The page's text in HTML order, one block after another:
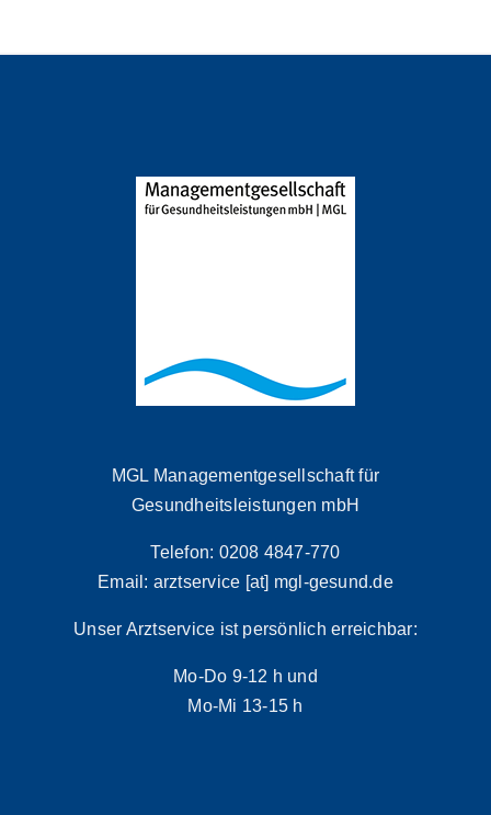
MGL Managementgesellschaft für
Gesundheitsleistungen mbH
Telefon: 0208 4847-770
Email: arztservice [at] mgl-gesund.de
Unser Arztservice ist persönlich erreichbar:
Mo-Do 9-12 h und
Mo-Mi 13-15 h